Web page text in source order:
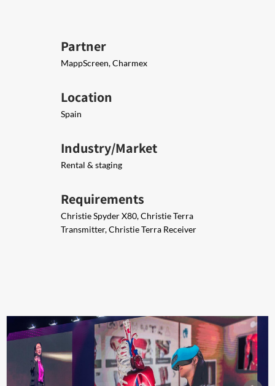
Partner
MappScreen, Charmex
Location
Spain
Industry/Market
Rental & staging
Requirements
Christie Spyder X80, Christie Terra
Transmitter, Christie Terra Receiver